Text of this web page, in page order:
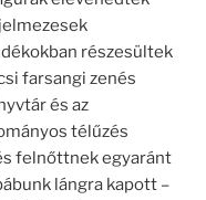
részesültek
farsangi zenés
és az
télűzés
felnőttnek egyaránt
lángra kapott –